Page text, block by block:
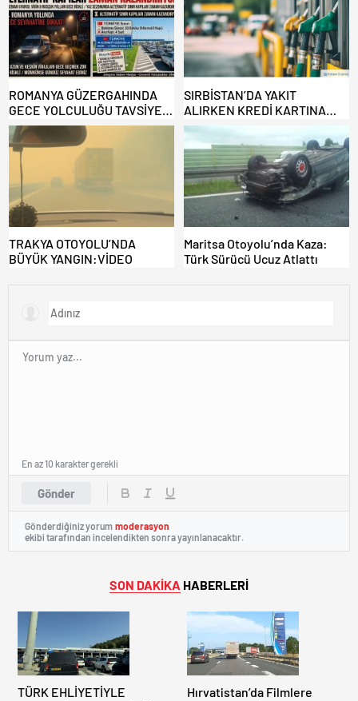
ROMANYA GÜZERGAHINDA
GECE YOLCULUĞU TAVSİYE
EDİLMİYOR: ALTERNATİF
KAPILAR ZAMAN
KAZANDIRIYOR!
SIRBİSTAN’DA YAKIT
ALIRKEN KREDİ KARTINA
DİKKAT: MAĞDUR OLMAYIN!
TRAKYA OTOYOLU’NDA
BÜYÜK YANGIN:VİDEO
Maritsa Otoyolu’nda Kaza:
Türk Sürücü Ucuz Atlattı
Gönder
En az 10 karakter gerekli
Gönderdiğiniz yorum moderasyon
ekibi tarafından incelendikten sonra yayınlanacaktır.
SON DAKİKA HABERLERİ
TÜRK EHLİYETİYLE
Hırvatistan’da Filmlere